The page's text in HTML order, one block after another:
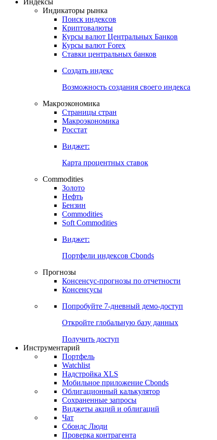
Индексы
Индикаторы рынка
Поиск индексов
Криптовалюты
Курсы валют Центральных Банков
Курсы валют Forex
Ставки центральных банков
Создать индекс
Возможность создания своего индекса
Макроэкономика
Страницы стран
Макроэкономика
Росстат
Виджет:
Карта процентных ставок
Commodities
Золото
Нефть
Бензин
Commodities
Soft Commodities
Виджет:
Портфели индексов Cbonds
Прогнозы
Консенсус-прогнозы по отчетности
Консенсусы
Попробуйте 7-дневный демо-доступ
Откройте глобальную базу данных
Получить доступ
Инструментарий
Портфель
Watchlist
Надстройка XLS
Мобильное приложение Cbonds
Облигационный калькулятор
Сохраненные запросы
Виджеты акций и облигаций
Чат
Сбондс Люди
Проверка контрагента